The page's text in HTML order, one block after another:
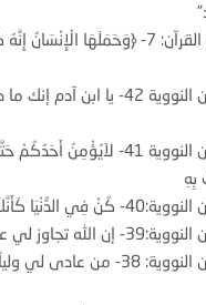
الإنسان في القرآن: 7- ﴿وَحَمَلَهَا
شرح الأربعون النووية 42- يا ابن
شرح الأربعون النووية 41-
بِهِ
الدُّنْيَا كَأَنَّكَ غَرِيْبٌ
تجاوز لي عن أمتي
شرح الأربعون النووية: 38- من